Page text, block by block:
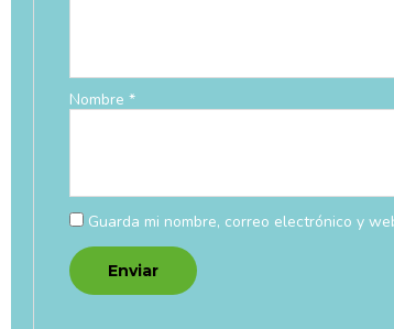
Nombre *
Guarda mi nombre, correo electrónico y